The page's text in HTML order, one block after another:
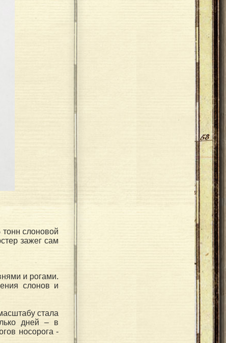
слоновой
зажег сам
и рогами.
слонов и
стала
дней – в
носорога -